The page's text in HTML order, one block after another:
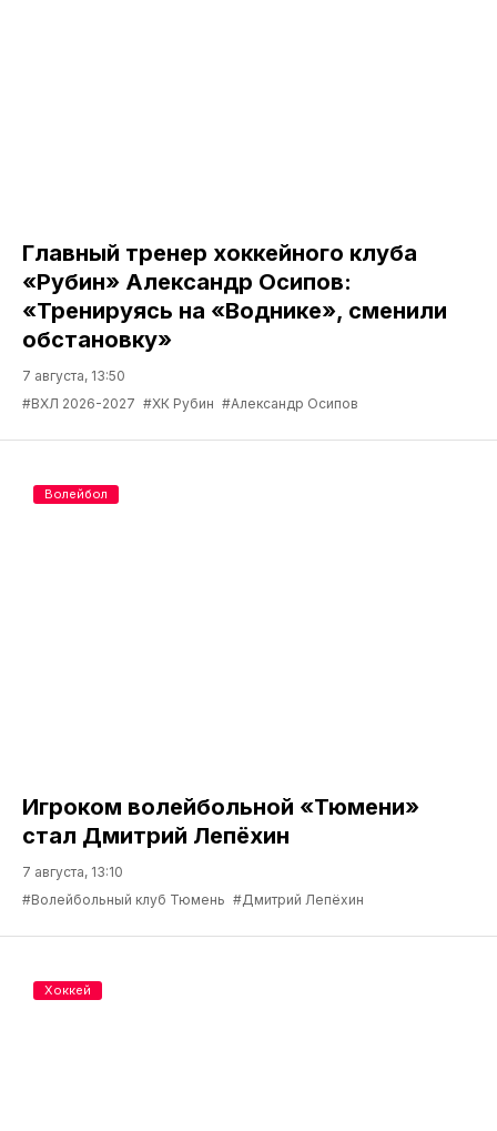
Главный тренер хоккейного клуба
«Рубин» Александр Осипов:
«Тренируясь на «Воднике», сменили
обстановку»
7 августа, 13:50
#ВХЛ 2026-2027 #ХК Рубин #Александр Осипов
Игроком волейбольной «Тюмени»
стал Дмитрий Лепёхин
7 августа, 13:10
#Волейбольный клуб Тюмень #Дмитрий Лепёхин
Волейбол
Хоккей